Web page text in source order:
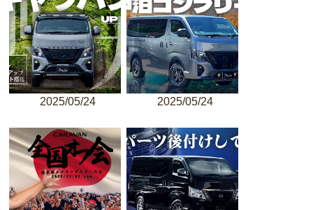
2025/05/24 2025/05/24